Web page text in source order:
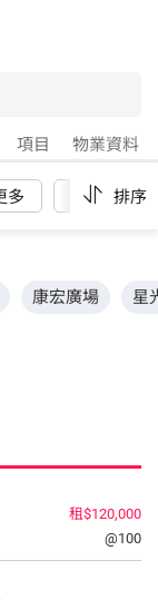
項目 物業資料
多 重設 排序
康宏廣場 星
租$120,000
@100